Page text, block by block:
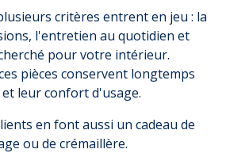
critères entrent en jeu : la
l'entretien au quotidien et
pour votre intérieur.
pièces conservent longtemps
leur confort d'usage.
en font aussi un cadeau de
ou de crémaillère.